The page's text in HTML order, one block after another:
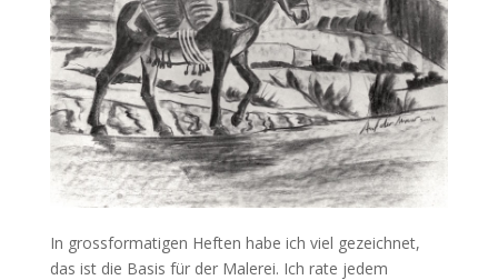
In grossformatigen Heften habe ich viel gezeichnet,
das ist die Basis für der Malerei. Ich rate jedem